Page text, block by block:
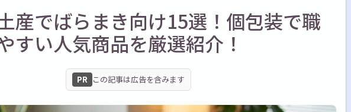
産でばらまき向け15選！個包装で職
すい人気商品を厳選紹介！
PR この記事は広告を含みます